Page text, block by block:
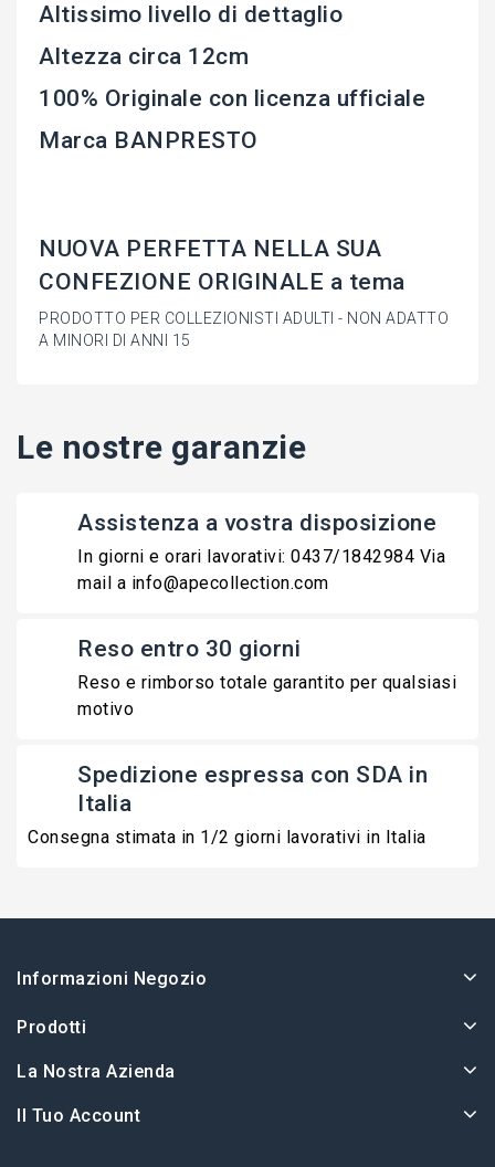
Altissimo livello di dettaglio
Altezza circa 12cm
100% Originale con licenza ufficiale
Marca BANPRESTO
NUOVA PERFETTA NELLA SUA
CONFEZIONE ORIGINALE a tema
PRODOTTO PER COLLEZIONISTI ADULTI - NON ADATTO
A MINORI DI ANNI 15
Le nostre garanzie
Assistenza a vostra disposizione
In giorni e orari lavorativi: 0437/1842984 Via
mail a info@apecollection.com
Reso entro 30 giorni
Reso e rimborso totale garantito per qualsiasi
motivo
Spedizione espressa con SDA in
Italia
Consegna stimata in 1/2 giorni lavorativi in Italia
Informazioni Negozio
Prodotti
La Nostra Azienda
Il Tuo Account